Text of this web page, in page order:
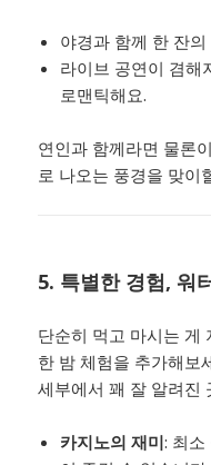
야경과 함께 한 잔
라이브 공연이 겸해
로맨틱해요.
연인과 함께라면 물론
로 나오는 풍경을 맞이
5. 특별한 경험, 워
단순히 먹고 마시는 게
한 밤 체험을 추가해보
세부에서 꽤 잘 알려진
카지노의 재미: 최